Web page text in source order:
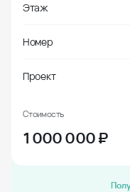
Этаж
Номер
Проект
Стоимость
1 000 000₽